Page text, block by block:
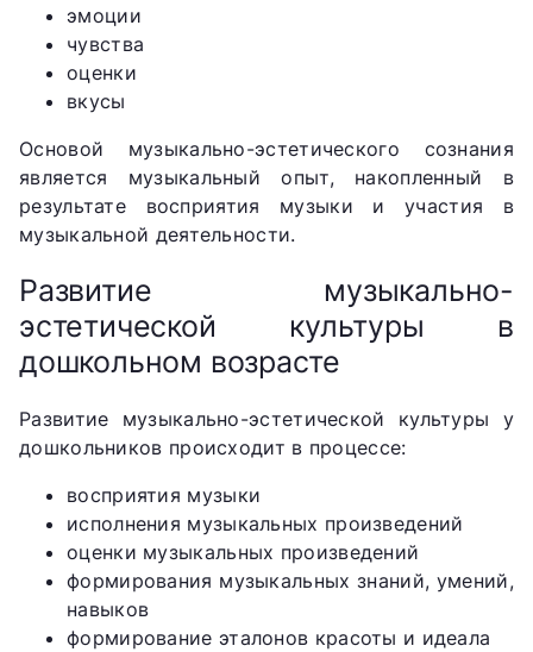
эмоции
чувства
оценки
вкусы
Основой музыкально-эстетического сознания
является музыкальный опыт, накопленный в
результате восприятия музыки и участия в
музыкальной деятельности.
Развитие музыкально-
эстетической культуры в
дошкольном возрасте
Развитие музыкально-эстетической культуры у
дошкольников происходит в процессе:
восприятия музыки
исполнения музыкальных произведений
оценки музыкальных произведений
формирования музыкальных знаний, умений,
навыков
формирование эталонов красоты и идеала